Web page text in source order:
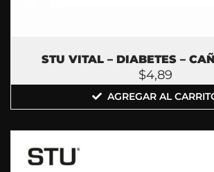
STU VITAL – DIABETES –
$4,89
AGREGAR AL